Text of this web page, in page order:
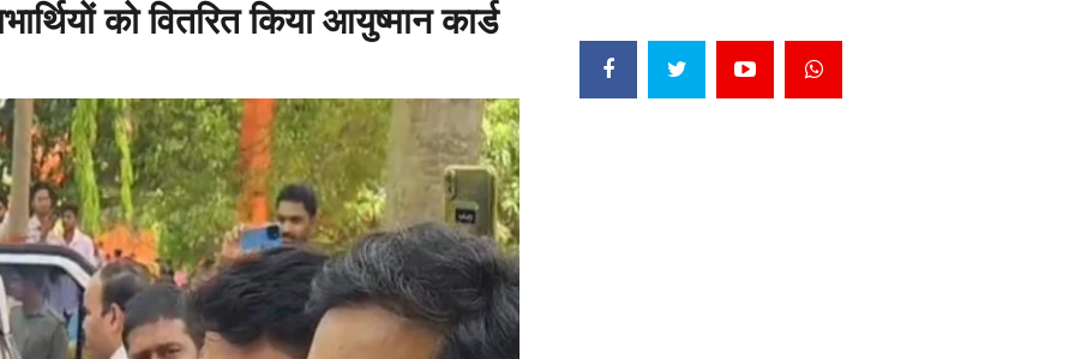
को वितरित किया आयुष्मान कार्ड